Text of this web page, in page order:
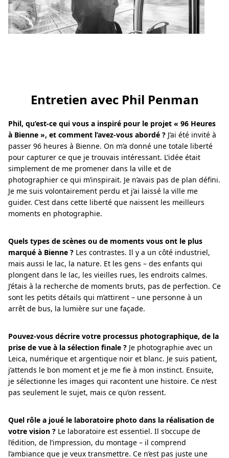
Entretien avec Phil Penman
Phil, qu’est-ce qui vous a inspiré pour le projet « 96 Heures
à Bienne », et comment l’avez-vous abordé ? J’ai été invité à
passer 96 heures à Bienne. On m’a donné une totale liberté
pour capturer ce que je trouvais intéressant. L’idée était
simplement de me promener dans la ville et de
photographier ce qui m’inspirait. Je n’avais pas de plan défini.
Je me suis volontairement perdu et j’ai laissé la ville me
guider. C’est dans cette liberté que naissent les meilleurs
moments en photographie.
Quels types de scènes ou de moments vous ont le plus
marqué à Bienne ? Les contrastes. Il y a un côté industriel,
mais aussi le lac, la nature. Et les gens – des enfants qui
plongent dans le lac, les vieilles rues, les endroits calmes.
J’étais à la recherche de moments bruts, pas de perfection. Ce
sont les petits détails qui m’attirent – une personne à un
arrêt de bus, la lumière sur une façade.
Pouvez-vous décrire votre processus photographique, de la
prise de vue à la sélection finale ? Je photographie avec un
Leica, numérique et argentique noir et blanc. Je suis patient,
j’attends le bon moment et je me fie à mon instinct. Ensuite,
je sélectionne les images qui racontent une histoire. Ce n’est
pas seulement le sujet, mais ce qu’on ressent.
Quel rôle a joué le laboratoire photo dans la réalisation de
votre vision ? Le laboratoire est essentiel. Il s’occupe de
l’édition, de l’impression, du montage – il comprend
l’ambiance que je veux transmettre. Ce n’est pas juste une